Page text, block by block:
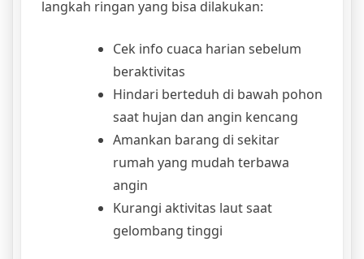
langkah ringan yang bisa dilakukan:
Cek info cuaca harian sebelum
beraktivitas
Hindari berteduh di bawah pohon
saat hujan dan angin kencang
Amankan barang di sekitar
rumah yang mudah terbawa
angin
Kurangi aktivitas laut saat
gelombang tinggi